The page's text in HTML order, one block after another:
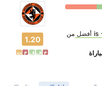
1.20
خ ف ف خ ت
أفضل من